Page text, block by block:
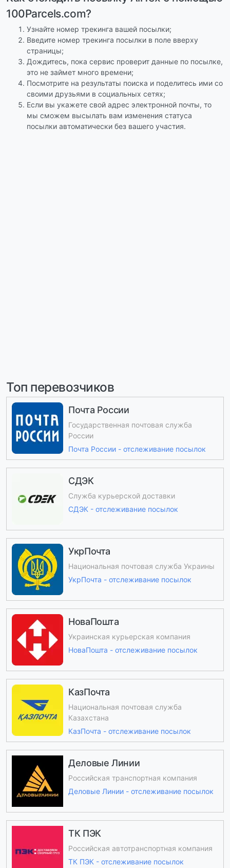
100Parcels.com?
Узнайте номер трекинга вашей посылки;
Введите номер трекинга посылки в поле вверху
страницы;
Дождитесь, пока сервис проверит данные по посылке,
это не займет много времени;
Посмотрите на результаты поиска и поделитесь ими со
своими друзьями в социальных сетях;
Если вы укажете свой адрес электронной почты, то
мы сможем высылать вам изменения статуса
посылки автоматически без вашего участия.
Топ перевозчиков
Почта России
Государственная почтовая служба
России
Почта России - отслеживание посылок
СДЭК
Служба курьерской доставки
СДЭК - отслеживание посылок
УкрПочта
Национальная почтовая служба Украины
УкрПочта - отслеживание посылок
НоваПошта
Украинская курьерская компания
НоваПошта - отслеживание посылок
КазПочта
Национальная почтовая служба
Казахстана
КазПочта - отслеживание посылок
Деловые Линии
Российская транспортная компания
Деловые Линии - отслеживание посылок
ТК ПЭК
Российская автотранспортная компания
ТК ПЭК - отслеживание посылок